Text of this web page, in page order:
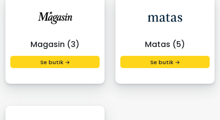
Magasin (3)
Se butik →
Matas (5)
Se butik →